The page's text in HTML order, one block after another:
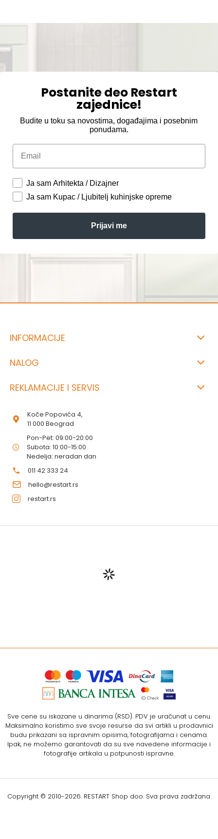
Postanite deo Restart
zajednice!
Budite u toku sa novostima, događajima i posebnim
ponudama.
Email
Ja sam Arhitekta / Dizajner
Ja sam Kupac / Ljubitelj kuhinjske opreme
Prijavi me
INFORMACIJE
NALOG
REKLAMACIJE I SERVIS
Koče Popovića 4,
11 000 Beograd
Pon-Pet: 09:00-20:00
Subota: 10:00-15:00
Nedelja: neradan dan
011 42 333 24
hello@restart.rs
restart.rs
Sve cene su iskazane u dinarima (RSD). PDV je uračunat u cenu.
Maksimalno koristimo sve svoje resurse da svi artikli u prodavnici
budu prikazani sa ispravnim opisima, fotografijama i cenama.
Ipak, ne možemo garantovati da su sve navedene informacije i
fotografije artikala u potpunosti ispravne.
Copyright © 2010-2026. RESTART Shop doo. Sva prava zadržana.